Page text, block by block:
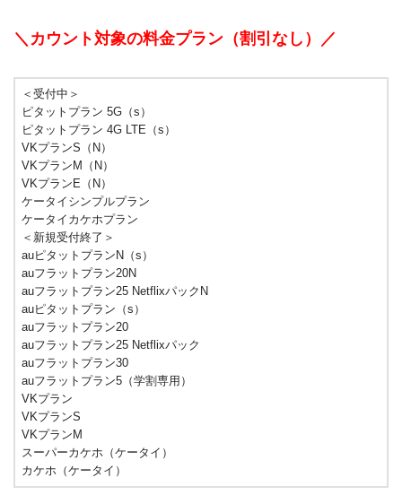
＼カウント対象の料金プラン（割引なし）／
＜受付中＞
ピタットプラン 5G（s）
ピタットプラン 4G LTE（s）
VKプランS（N）
VKプランM（N）
VKプランE（N）
ケータイシンプルプラン
ケータイカケホプラン
＜新規受付終了＞
auピタットプランN（s）
auフラットプラン20N
auフラットプラン25 NetflixパックN
auピタットプラン（s）
auフラットプラン20
auフラットプラン25 Netflixパック
auフラットプラン30
auフラットプラン5（学割専用）
VKプラン
VKプランS
VKプランM
スーパーカケホ（ケータイ）
カケホ（ケータイ）